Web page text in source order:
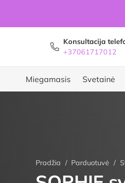
Konsultacija
+37061717012
Miegamasis Svetainė
Pradžia / Parduotuvė /